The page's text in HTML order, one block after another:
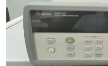
万用表
GPIB-USB卡
数字源表